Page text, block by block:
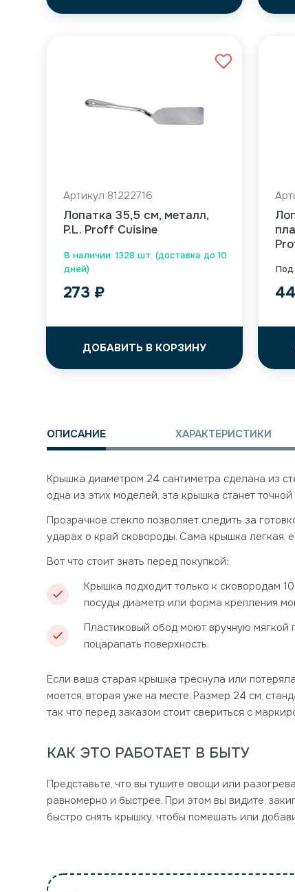
В наличии: 1328 шт. (доставка до 10
дней)
Артикул 81222716
Лопатка 35,5 см, металл,
P.L. Proff Cuisine
273 ₽
ДОБАВИТЬ В КОРЗИНУ
Под
ОПИСАНИЕ ХАРАКТЕРИСТИКИ
Крышка диаметром 24 сантиметра сделана из
одна из этих моделей, эта крышка станет
Прозрачное стекло позволяет следить за
ударах о край сковороды. Сама крышка легкая,
Вот что стоит знать перед покупкой:
Крышка подходит только к сковородам
посуды диаметр или форма крепления
Пластиковый обод моют вручную мягкой
поцарапать поверхность.
Если ваша старая крышка треснула или
моется, вторая уже на месте. Размер 24 см,
так что перед заказом стоит свериться с
КАК ЭТО РАБОТАЕТ В БЫТУ
Представьте, что вы тушите овощи или
равномерно и быстрее. При этом вы видите,
быстро снять крышку, чтобы помешать или